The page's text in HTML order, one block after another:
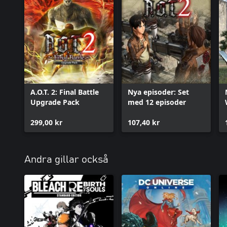
A.O.T. 2: Final Battle
Upgrade Pack
299,00 kr
Nya episoder: Set
med 12 episoder
107,40 kr
Andra gillar också